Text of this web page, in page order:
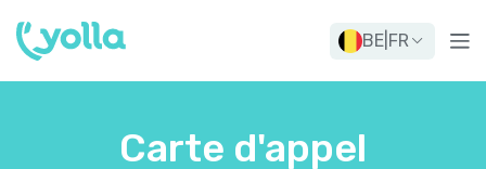
BE FR
Carte d'appel